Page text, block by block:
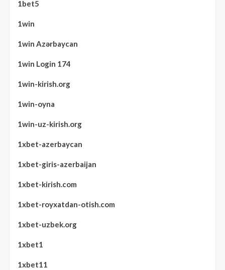
1bet5
1win
1win Azərbaycan
1win Login 174
1win-kirish.org
1win-oyna
1win-uz-kirish.org
1xbet-azerbaycan
1xbet-giris-azerbaijan
1xbet-kirish.com
1xbet-royxatdan-otish.com
1xbet-uzbek.org
1xbet1
1xbet11